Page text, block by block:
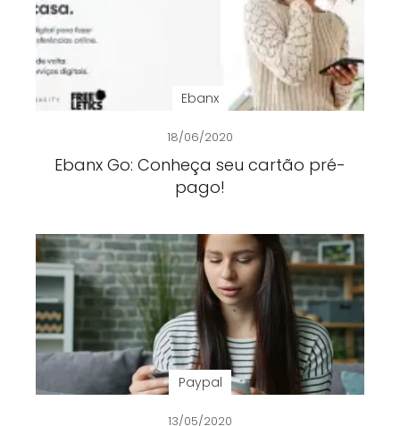
Ebanx
18/06/2020
Ebanx Go: Conheça seu cartão pré-
pago!
Paypal
13/05/2020